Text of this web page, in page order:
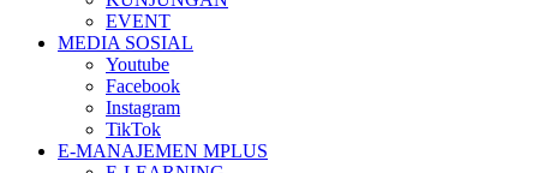
EVENT
MEDIA SOSIAL
Youtube
Facebook
Instagram
TikTok
E-MANAJEMEN MPLUS